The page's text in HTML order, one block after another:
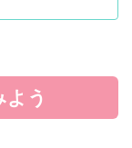
よう